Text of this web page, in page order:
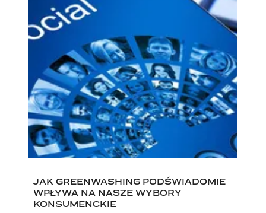
JAK GREENWASHING PODŚWIADOMIE
WPŁYWA NA NASZE WYBORY
KONSUMENCKIE